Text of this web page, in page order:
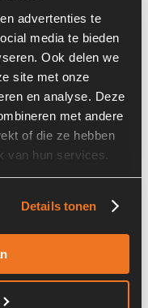
advertenties te
media te bieden
Ook delen we
site met onze
en analyse. Deze
met andere
of die ze hebben
van hun services.
Details tonen
4C4G
Ahlmann AZ 14
Nederland